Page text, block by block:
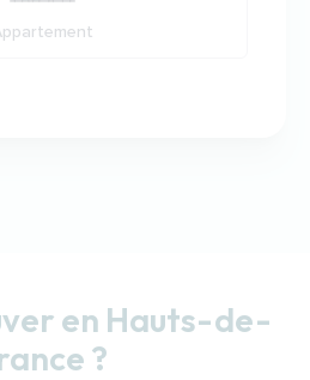
en Hauts-de-
?